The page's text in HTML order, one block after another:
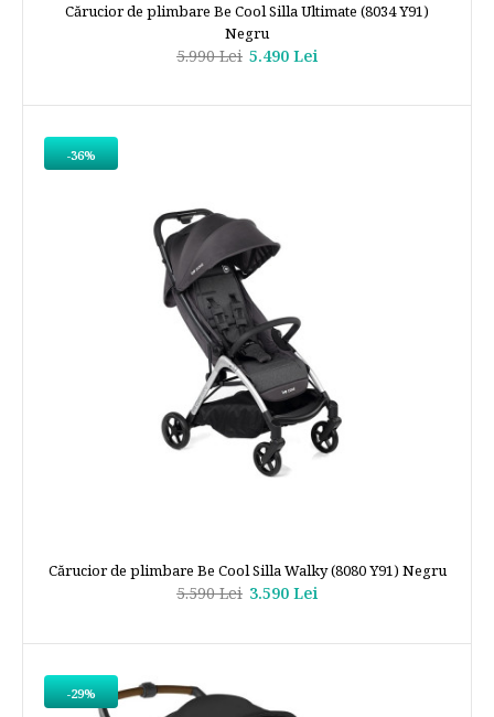
Cărucior de plimbare Be Cool Silla Ultimate (8034 Y91)
Negru
5.990 Lei 5.490 Lei
-36%
Cărucior de plimbare Be Cool Silla Walky (8080 Y91) Negru
5.590 Lei 3.590 Lei
-29%